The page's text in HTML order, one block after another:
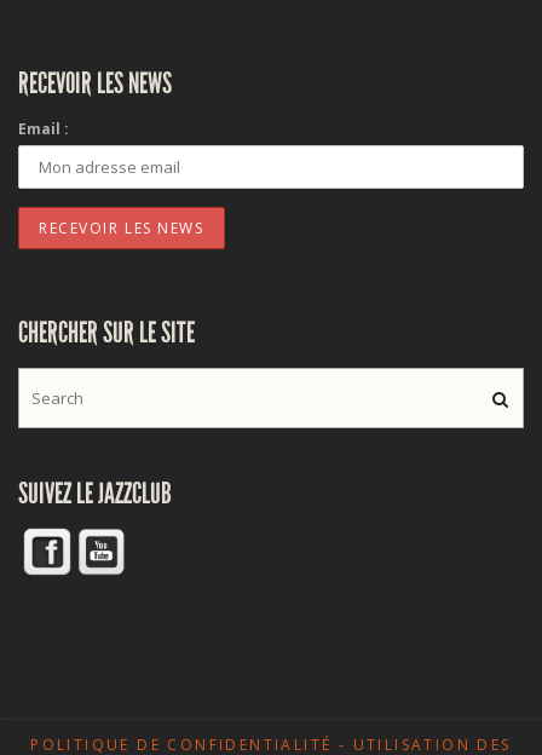
RECEVOIR LES NEWS
Email :
CHERCHER SUR LE SITE
SUIVEZ LE JAZZCLUB
POLITIQUE DE CONFIDENTIALITÉ - UTILISATION DES